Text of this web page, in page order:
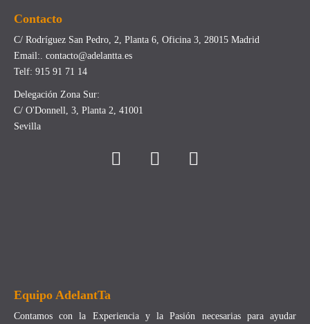
Contacto
C/ Rodríguez San Pedro, 2, Planta 6, Oficina 3, 28015 Madrid
Email:. contacto@adelantta.es
Telf: 915 91 71 14
Delegación Zona Sur:
C/ O'Donnell, 3, Planta 2, 41001
Sevilla
Equipo AdelantTa
Contamos con la Experiencia y la Pasión necesarias para ayudar